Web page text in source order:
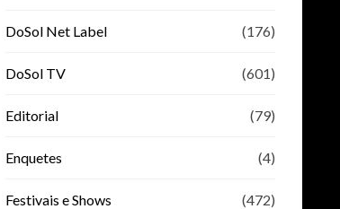
DoSol Net Label (176)
DoSol TV (601)
Editorial (79)
Enquetes (4)
Festivais e Shows (472)